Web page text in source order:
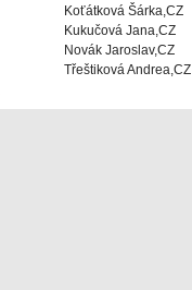
Koťátková Šárka,CZ
Kukučová Jana,CZ
Novák Jaroslav,CZ
Třeštiková Andrea,CZ